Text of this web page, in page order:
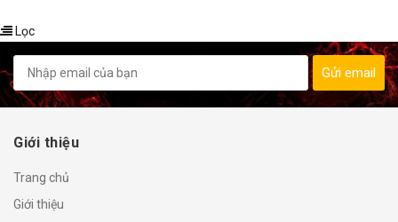
Lọc
Gửi email
Giới thiệu
Trang chủ
Giới thiệu